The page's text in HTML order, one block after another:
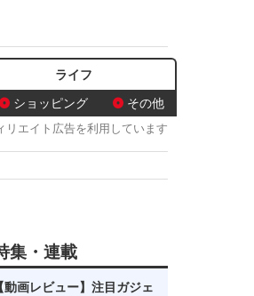
ショッピング その他
ライフ
エイト広告を利用しています
集・連載
【動画レビュー】注目ガジェ